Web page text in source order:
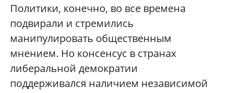
Политики, конечно, во все времена
подвирали и стремились
манипулировать общественным
мнением. Но консенсус в странах
либеральной демократии
поддерживался наличием независимой